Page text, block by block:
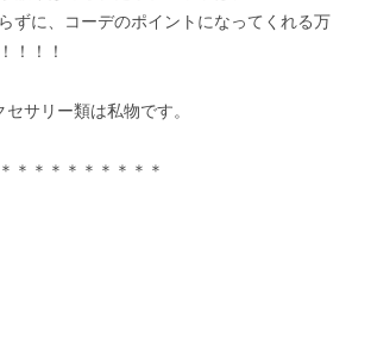
ずに、コーデのポイントになってくれる万
！！！
サリー類は私物です。
＊＊＊＊＊＊＊＊＊